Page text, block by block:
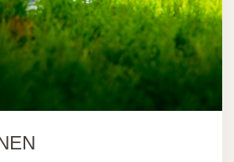
SPA
& RELAXEN